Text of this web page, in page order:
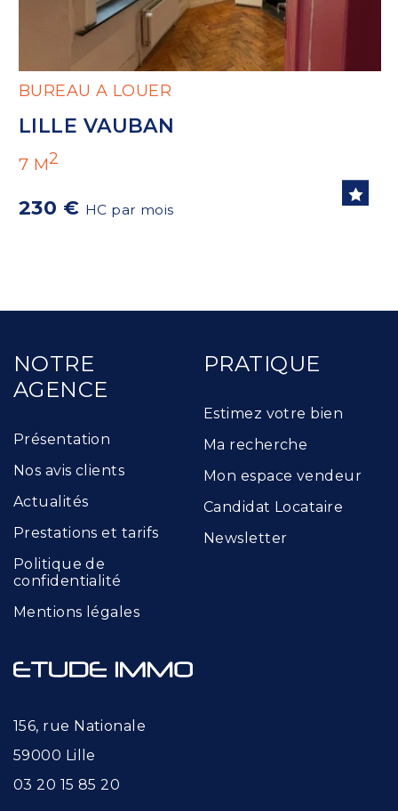
230 € HC par mois
BUREAU A LOUER
LILLE VAUBAN
7 M2
NOTRE
AGENCE
Présentation
Nos avis clients
Actualités
Prestations et tarifs
Politique de
confidentialité
Mentions légales
PRATIQUE
Estimez votre bien
Ma recherche
Mon espace vendeur
Candidat Locataire
Newsletter
156, rue Nationale
59000 Lille
03 20 15 85 20